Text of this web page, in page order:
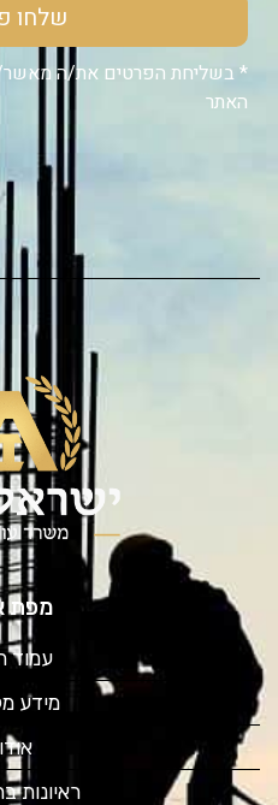
שלחו
* בשליחת הפרטים את/ה
האתר
מפת
עמוד
מידע
ראיונות